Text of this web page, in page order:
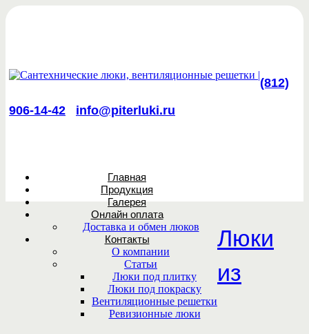
(812)
906-14-42
info@piterluki.ru
Главная
Продукция
Галерея
Онлайн оплата
Доставка и обмен люков
Контакты
О компании
Статьи
Люки под плитку
Люки под покраску
Вентиляционные решетки
Ревизионные люки
Люки
из